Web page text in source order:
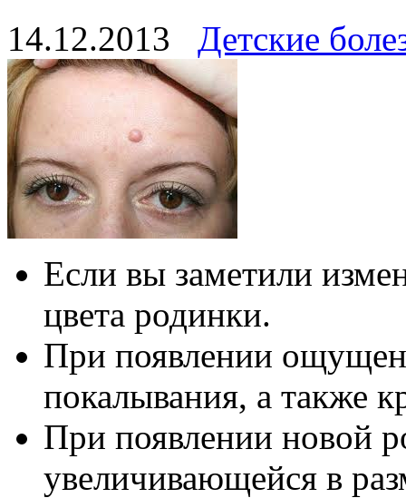
14.12.2013 Детские
Если вы заметили
цвета родинки.
При появлении
покалывания, а также
При появлении новой
увеличивающейся в